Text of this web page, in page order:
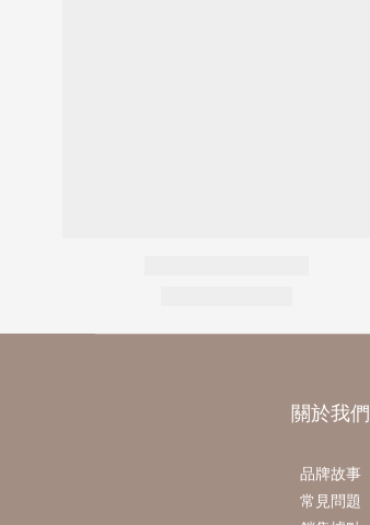
關於我們
品牌故事
常見問題